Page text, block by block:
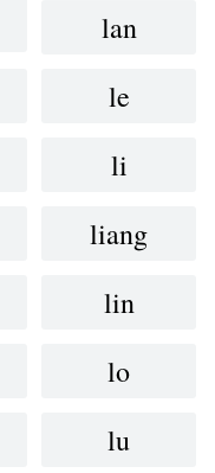
lan
le
li
liang
lin
lo
lu